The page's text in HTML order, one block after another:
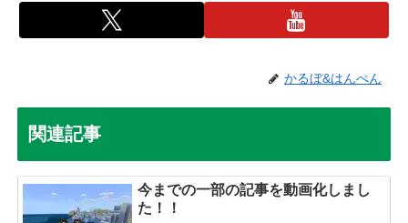
かるぼ&はんぺん
関連記事
今までの一部の記事を動画化しまし
た！！